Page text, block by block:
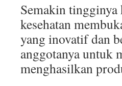
Semakin tingginya
kesehatan
yang inovatif dan
anggotanya untuk
menghasilkan